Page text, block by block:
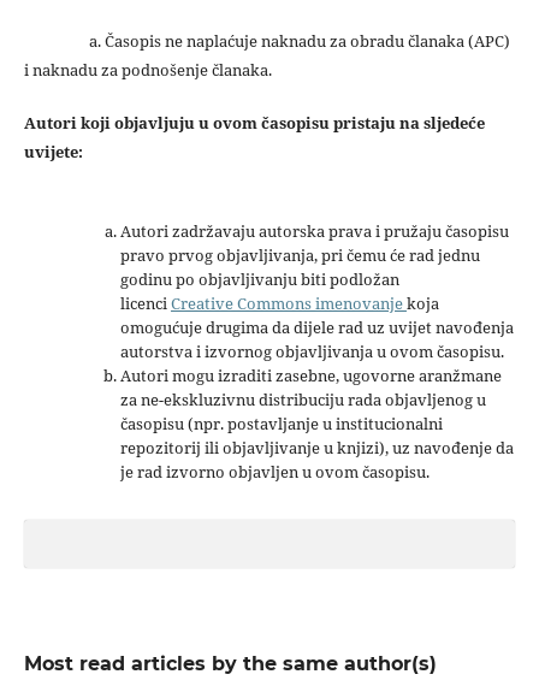
a. Časopis ne naplaćuje naknadu za obradu članaka (APC)
i naknadu za podnošenje članaka.
Autori koji objavljuju u ovom časopisu pristaju na sljedeće
uvijete:
Autori zadržavaju autorska prava i pružaju časopisu
pravo prvog objavljivanja, pri čemu će rad jednu
godinu po objavljivanju biti podložan
licenciCreative Commons imenovanjekoja
omogućuje drugima da dijele rad uz uvijet navođenja
autorstva i izvornog objavljivanja u ovom časopisu.
Autori mogu izraditi zasebne, ugovorne aranžmane
za ne-ekskluzivnu distribuciju rada objavljenog u
časopisu (npr. postavljanje u institucionalni
repozitorij ili objavljivanje u knjizi), uz navođenje da
je rad izvorno objavljen u ovom časopisu.
Most read articles by the same author(s)